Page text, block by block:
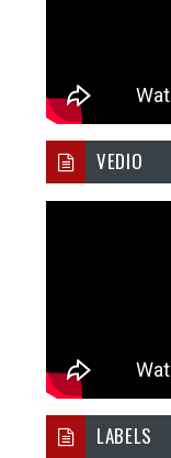
VEDIO
LABELS